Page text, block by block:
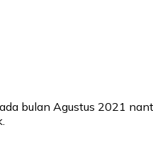
bulan Agustus 2021